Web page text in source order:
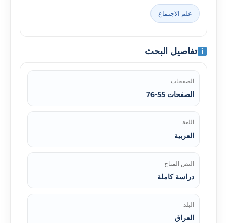
علم الاجتماع
تفاصيل البحث
الصفحات
الصفحات 55-76
اللغة
العربية
النص المتاح
دراسة كاملة
البلد
العراق